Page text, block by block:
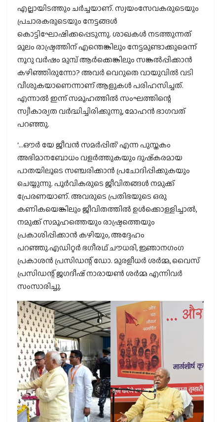
എല്ലായിടത്തും ചര്‍ച്ചയാണ്. സ്വയംസേവകരുടെയും
പ്രചാരകരുടെയും നേട്ടങ്ങള്‍
കൊട്ടിഘോഷിക്കപ്പെടുന്നു. ശാഖകള്‍ നടത്തുന്നത്
മൂലം രാഷ്ട്രത്തിന് എന്തെങ്കിലും നേട്ടമുണ്ടാക്കുമെന്ന്
നൂറു വര്‍ഷം മുമ്പ് ആര്‍ക്കെങ്കിലും സങ്കല്‍പ്പിക്കാന്‍
കഴിഞ്ഞിരുന്നോ? അവര്‍ വെറുതെ വായുവില്‍ വടി
വീശുകയാണെന്നാണ് ആളുകള്‍ പരിഹസിച്ചത്.
എന്നാല്‍ ഇന്ന് സമൂഹത്തില്‍ സംഘത്തിന്റെ
സ്വീകാര്യത വര്‍ദ്ധിച്ചിരിക്കുന്നു, മോഹന്‍ ഭാഗവത്
പറഞ്ഞു.
‘…ഔര്‍ യേ ജീവന്‍ സമര്‍പ്പിത്’ എന്ന പുസ്തകം
അഭിമാനബോധം വളര്‍ത്തുകയും ദുഷ്‌കരമായ
പാതയിലൂടെ സഞ്ചരിക്കാന്‍ പ്രചോദിപ്പിക്കുകയും
ചെയ്യുന്നു. പൂര്‍വികരുടെ ജീവിതങ്ങള്‍ നമുക്ക്
പ്രേരണയാണ്. അവരുടെ പ്രതിഭയുടെ ഒരു
കണികയെങ്കിലും ജീവിതത്തില്‍ ഉള്‍ക്കൊള്ളിച്ചാല്‍,
നമുക്ക് സമൂഹത്തെയും രാഷ്ട്രത്തെയും
പ്രകാശിപ്പിക്കാന്‍ കഴിയും, അദ്ദേഹം
പറഞ്ഞു.എഡിറ്റര്‍ ഭഗീരഥ് ചൗധരി, ജ്ഞാനഗംഗ
പ്രകാശന്‍ പ്രസിഡന്റ് ഡോ. മുരളീധര്‍ ശര്‍മ്മ, വൈസ്
പ്രസിഡന്റ് ജഗദീഷ് നാരായണ്‍ ശര്‍മ്മ എന്നിവര്‍
സംസാരിച്ചു.